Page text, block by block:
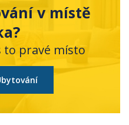
v místě
to pravé místo